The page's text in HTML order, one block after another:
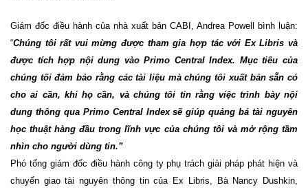
Giám đốc điều hành của nhà xuất bản CABI, Andrea Powell bình luận:
“Chúng tôi rất vui mừng được tham gia hợp tác với Ex Libris và
được tích hợp nội dung vào Primo Central Index. Mục tiêu của
chúng tôi đảm bảo rằng các tài liệu mà chúng tôi xuất bản sẵn có
cho ai cần, khi họ cần, và chúng tôi tin rằng việc trình bày nội
dung thông qua Primo Central Index sẽ giúp quảng bá tài nguyên
học thuật hàng đầu trong lĩnh vực của chúng tôi và mở rộng tầm
nhìn cho người dùng tin.”
Phó tổng giám đốc điều hành công ty phụ trách giải pháp phát hiện và
chuyển giao tài nguyên thông tin của Ex Libris, Bà Nancy Dushkin,